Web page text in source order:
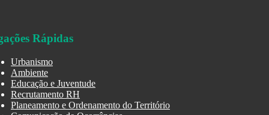
Rápidas
Urbanismo
Ambiente
Educação e Juventude
Recrutamento RH
Planeamento e Ordenamento do Território